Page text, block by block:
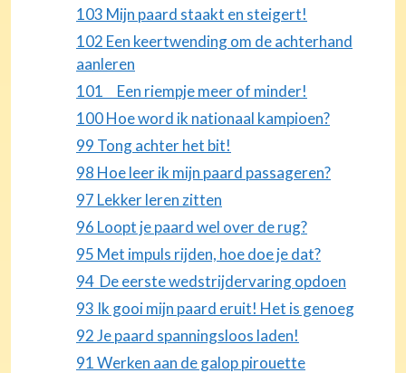
103 Mijn paard staakt en steigert!
102 Een keertwending om de achterhand
aanleren
101 Een riempje meer of minder!
100 Hoe word ik nationaal kampioen?
99 Tong achter het bit!
98 Hoe leer ik mijn paard passageren?
97 Lekker leren zitten
96 Loopt je paard wel over de rug?
95 Met impuls rijden, hoe doe je dat?
94 De eerste wedstrijdervaring opdoen
93 Ik gooi mijn paard eruit! Het is genoeg
92 Je paard spanningsloos laden!
91 Werken aan de galop pirouette